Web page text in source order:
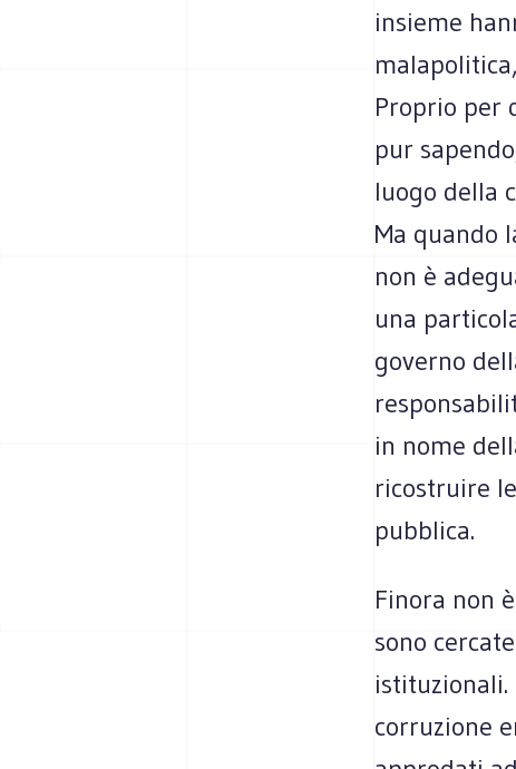
insieme
Proprio per
pur
luogo della
Ma quando
non è
una
governo
in nome
ricostruire
pubblica.
Finora non
sono
istituzionali.
corruzione